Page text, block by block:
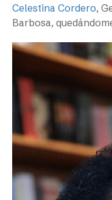
Celestina Cordero,
Barbosa,